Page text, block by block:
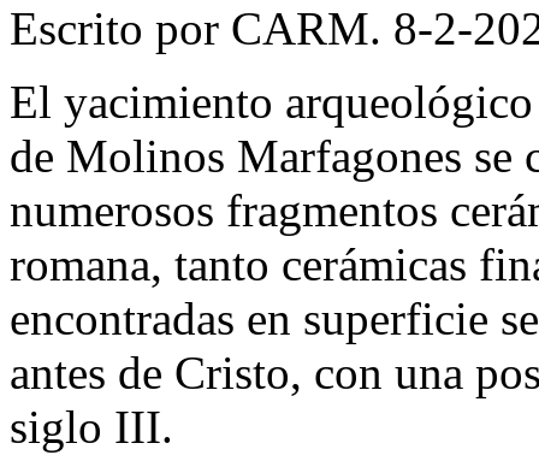
Escrito por CARM. 8-2-
El yacimiento arqueológico
de Molinos Marfagones se
numerosos fragmentos
romana, tanto cerámicas
encontradas en superficie
antes de Cristo, con una
siglo III.